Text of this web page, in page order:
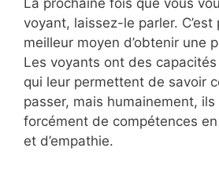
La prochaine fois que vous
voyant, laissez-le parler.
meilleur moyen d’obtenir une
Les voyants ont des
qui leur permettent de savoir
passer, mais humainement, ils
forcément de compétences en
et d’empathie.